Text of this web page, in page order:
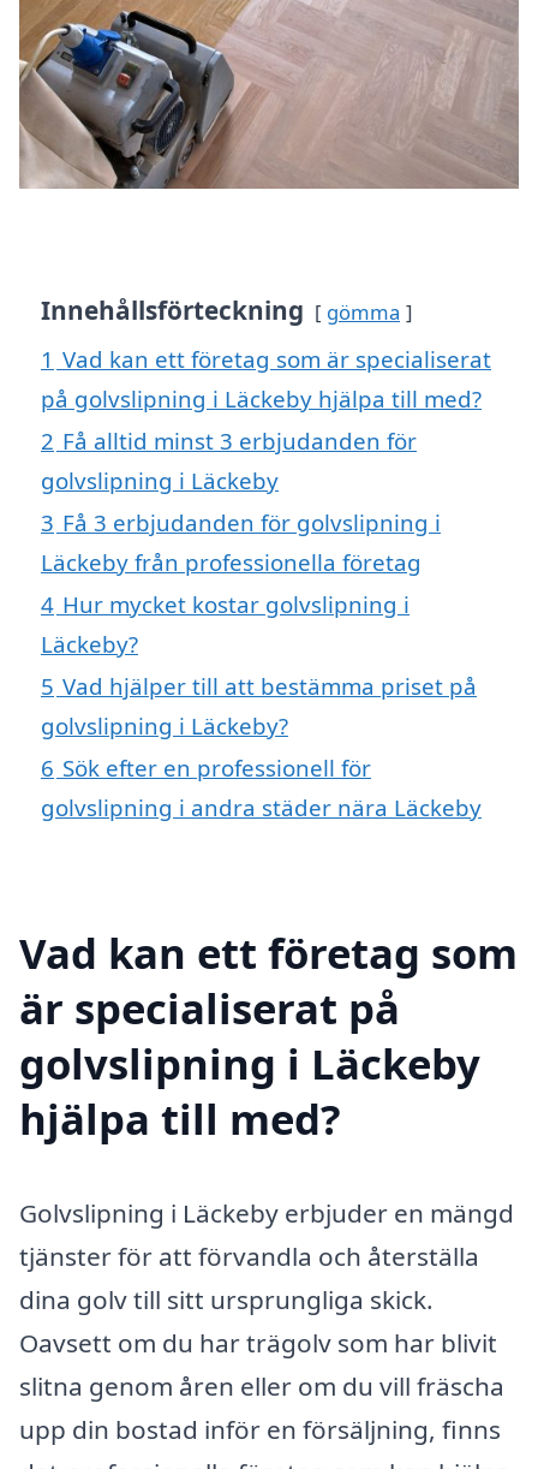
Innehållsförteckning gömma
1 Vad kan ett företag som är specialiserat
på golvslipning i Läckeby hjälpa till med?
2 Få alltid minst 3 erbjudanden för
golvslipning i Läckeby
3 Få 3 erbjudanden för golvslipning i
Läckeby från professionella företag
4 Hur mycket kostar golvslipning i
Läckeby?
5 Vad hjälper till att bestämma priset på
golvslipning i Läckeby?
6 Sök efter en professionell för
golvslipning i andra städer nära Läckeby
Vad kan ett företag som
är specialiserat på
golvslipning i Läckeby
hjälpa till med?
Golvslipning i Läckeby erbjuder en mängd
tjänster för att förvandla och återställa
dina golv till sitt ursprungliga skick.
Oavsett om du har trägolv som har blivit
slitna genom åren eller om du vill fräscha
upp din bostad inför en försäljning, finns